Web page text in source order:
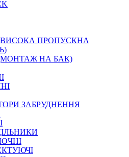
ПАЯЛЬНІ ЛАМПИ
АКСЕСУАРИ
ПРОПУСКНА
НА БАК)
ЗАБРУДНЕННЯ